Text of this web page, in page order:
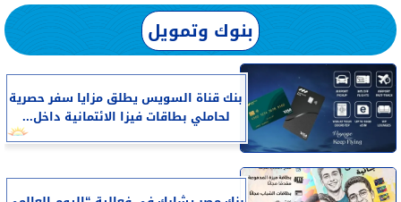
بنوك وتمويل
بنك قناة السويس يطلق مزايا سفر حصرية
لحاملي بطاقات فيزا الائتمانية داخل...